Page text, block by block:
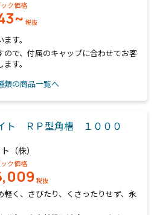
ク価格
税抜
す。
ので、付属のキャップに合わせてお客
す。
類の商品一覧へ
ト ＲＰ型角槽 １０００
（株）
ク価格
税抜
軽く、さびたり、くさったりせず、永